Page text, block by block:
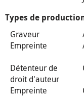
Types de
Graveur
Empreinte
Détenteur de
droit d'auteur
Empreinte